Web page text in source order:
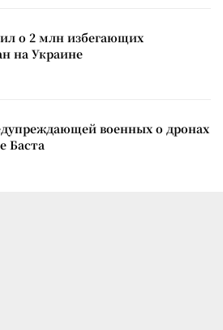
о 2 млн избегающих
на Украине
военных о дронах
Баста